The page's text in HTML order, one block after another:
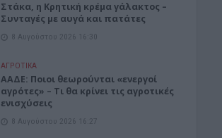
Στάκα, η Κρητική κρέμα γάλακτος –
Συνταγές με αυγά και πατάτες
8 Αυγούστου 2026 16:30
ΑΓΡΟΤΙΚΑ
ΑΑΔΕ: Ποιοι θεωρούνται «ενεργοί
αγρότες» – Τι θα κρίνει τις αγροτικές
ενισχύσεις
8 Αυγούστου 2026 16:27